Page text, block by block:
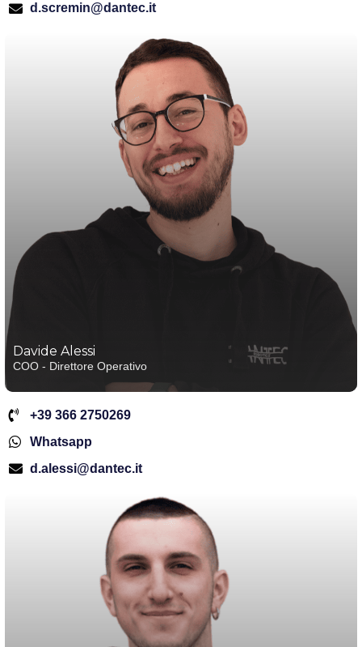
d.scremin@dantec.it
Davide Alessi
COO - Direttore Operativo
+39 366 2750269
Whatsapp
d.alessi@dantec.it